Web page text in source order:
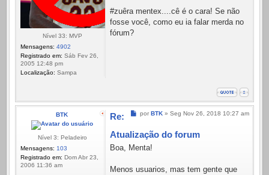
Nível 33: MVP
Mensagens: 4902
Registrado em: Sáb Fev 26,
2005 12:48 pm
Localização: Sampa
#zuêra mentex....cê é o cara! Se não
fosse você, como eu ia falar merda no
fórum?
BTK
Nível 3: Peladeiro
Mensagens: 103
Registrado em: Dom Abr 23,
2006 11:36 am
Mensagem
por BTK » Seg Nov 26, 2018 10:27 am
Re:
Atualização do forum
Boa, Menta!
Menos usuarios, mas tem gente que